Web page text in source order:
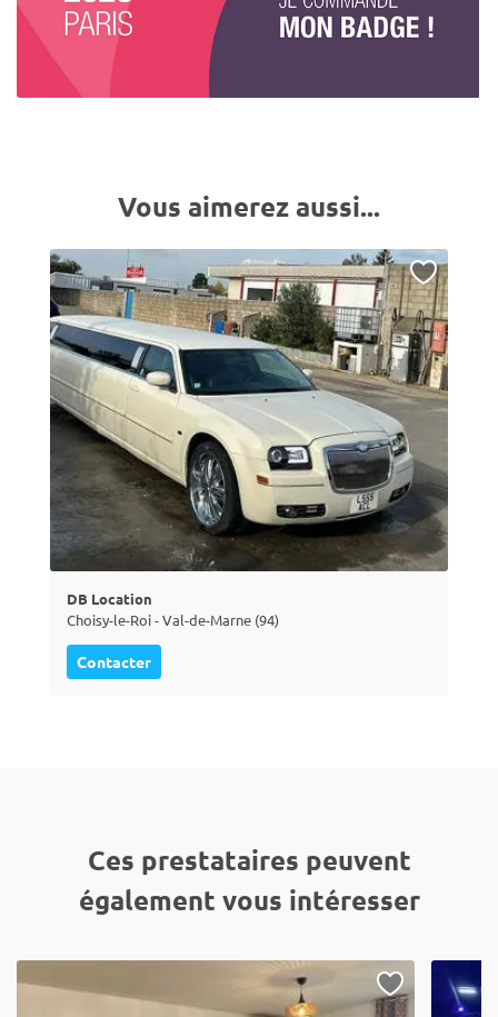
Vous aimerez aussi...
DB Location
Choisy-le-Roi - Val-de-Marne (94)
Contacter
Ces prestataires peuvent
également vous intéresser